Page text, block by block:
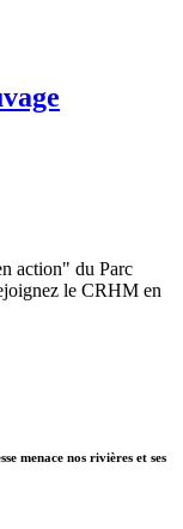
action" du Parc
le CRHM en
menace nos rivières et ses